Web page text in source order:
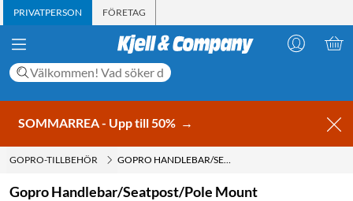
PRIVATPERSON FÖRETAG
SOMMARREA - Upp till 50% →
GOPRO-TILLBEHÖR GOPRO HANDLEBAR/SEATPOST/POLE MOUNT
Gopro Handlebar/Seatpost/Pole Mount